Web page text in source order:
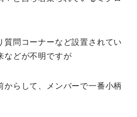
質問コーナーなど設置されてい
などが不明ですが
からして、メンバーで一番小柄